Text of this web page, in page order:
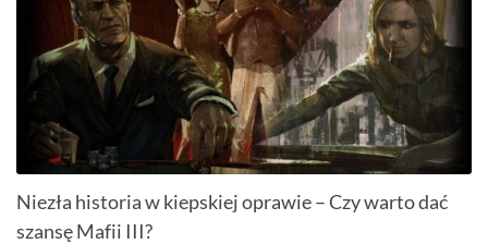
Niezła historia w kiepskiej oprawie – Czy warto dać
szansę Mafii III?